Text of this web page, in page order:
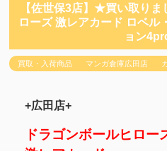
【佐世保3店】★買い取りま
ローズ 激レアカード ロベル
ョン
買取・入荷商品 マンガ倉庫広田店
+広田店+
ドラゴンボールヒロー